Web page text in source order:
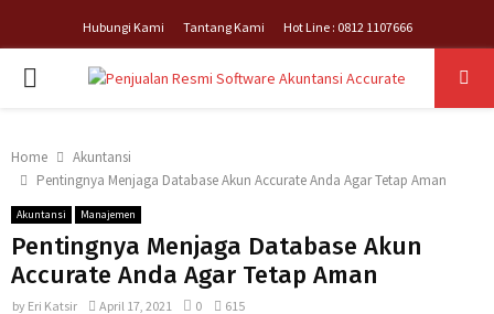
Hubungi Kami Tantang Kami Hot Line : 0812 1107666
PRIMARY
Home
Akuntansi
Pentingnya Menjaga Database Akun Accurate Anda Agar Tetap Aman
Akuntansi Manajemen
Pentingnya Menjaga Database Akun
Accurate Anda Agar Tetap Aman
by Eri Katsir April 17, 2021 0 615